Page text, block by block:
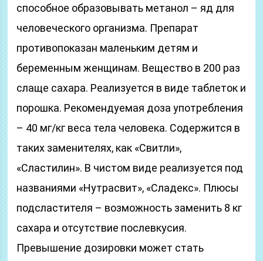
способное образовывать метанол – яд для
человеческого организма. Препарат
противопоказан маленьким детям и
беременным женщинам. Вещество в 200 раз
слаще сахара. Реализуется в виде таблеток и
порошка. Рекомендуемая доза употребления
– 40 мг/кг веса тела человека. Содержится в
таких заменителях, как «Свитли»,
«Сластилин». В чистом виде реализуется под
названиями «Нутрасвит», «Сладекс». Плюсы
подсластителя – возможность заменить 8 кг
сахара и отсутствие послевкусия.
Превышение дозировки может стать